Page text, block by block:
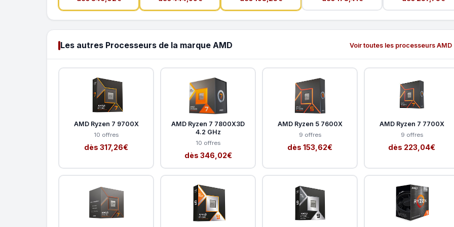
Les autres Processeurs de la marque AMD Voir toutes les processeurs
AMD Ryzen 7 9700X
10 offres
dès 317,26€
AMD Ryzen 7 7800X3D
4.2 GHz
10 offres
dès 346,02€
AMD Ryzen 5 7600X
9 offres
dès 153,62€
AMD Ryzen 7 7700X
9 offres
dès 223,04€